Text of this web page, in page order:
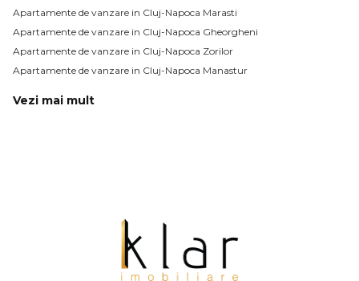
Apartamente de vanzare in Cluj-Napoca Marasti
Apartamente de vanzare in Cluj-Napoca Gheorgheni
Apartamente de vanzare in Cluj-Napoca Zorilor
Apartamente de vanzare in Cluj-Napoca Manastur
Apartamente de vanzare in Cluj-Napoca Semicentral / Gara
Apartamente de vanzare in Cluj-Napoca Grigorescu
Apartamente de vanzare in Cluj-Napoca Europa
Vezi mai mult